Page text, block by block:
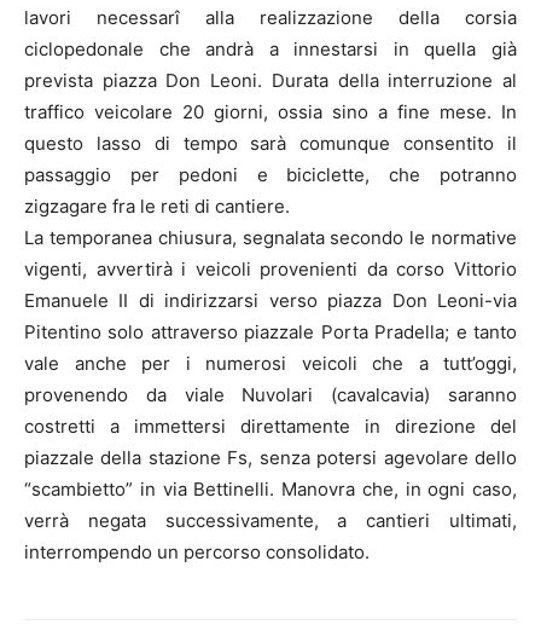
lavori necessarî alla realizzazione della corsia
ciclopedonale che andrà a innestarsi in quella già
prevista piazza Don Leoni. Durata della interruzione al
traffico veicolare 20 giorni, ossia sino a fine mese. In
questo lasso di tempo sarà comunque consentito il
passaggio per pedoni e biciclette, che potranno
zigzagare fra le reti di cantiere.
La temporanea chiusura, segnalata secondo le normative
vigenti, avvertirà i veicoli provenienti da corso Vittorio
Emanuele II di indirizzarsi verso piazza Don Leoni-via
Pitentino solo attraverso piazzale Porta Pradella; e tanto
vale anche per i numerosi veicoli che a tutt’oggi,
provenendo da viale Nuvolari (cavalcavia) saranno
costretti a immettersi direttamente in direzione del
piazzale della stazione Fs, senza potersi agevolare dello
“scambietto” in via Bettinelli. Manovra che, in ogni caso,
verrà negata successivamente, a cantieri ultimati,
interrompendo un percorso consolidato.